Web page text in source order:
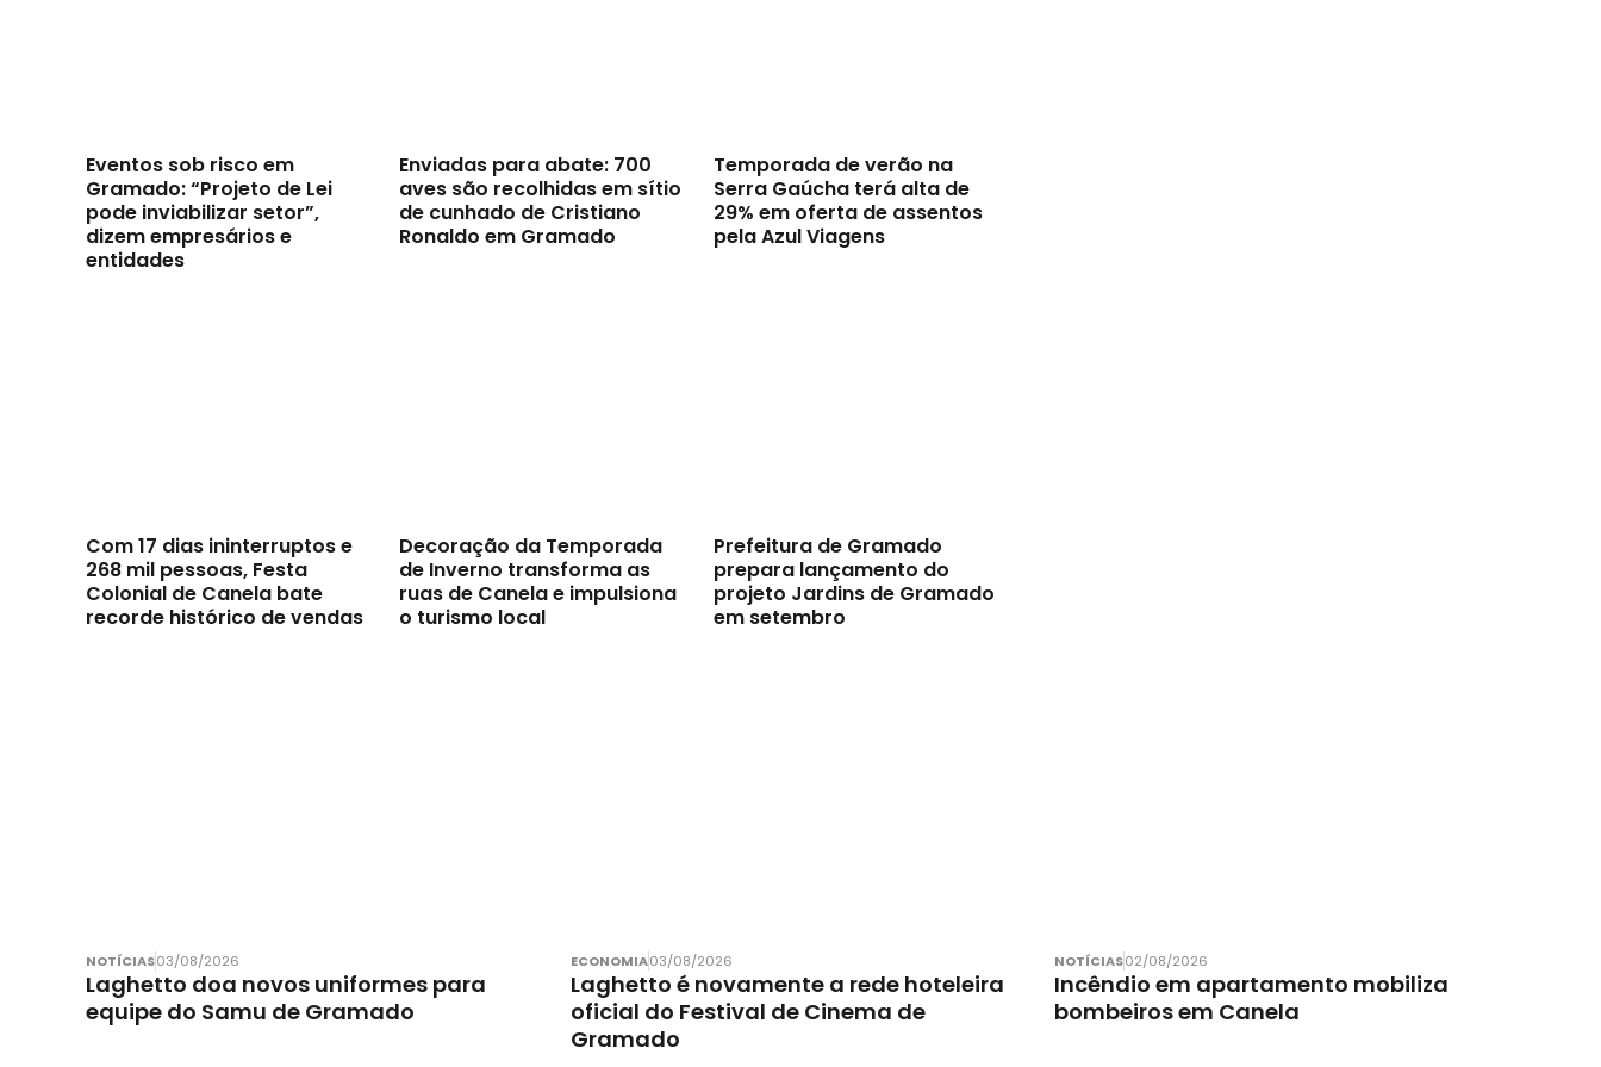
Eventos sob risco em
Gramado: “Projeto de Lei
pode inviabilizar setor”,
dizem empresários e
entidades
Enviadas para abate: 700
aves são recolhidas em sítio
de cunhado de Cristiano
Ronaldo em Gramado
Temporada de verão na
Serra Gaúcha terá alta de
29% em oferta de assentos
pela Azul Viagens
Com 17 dias ininterruptos e
268 mil pessoas, Festa
Colonial de Canela bate
recorde histórico de vendas
Decoração da Temporada
de Inverno transforma as
ruas de Canela e impulsiona
o turismo local
Prefeitura de Gramado
prepara lançamento do
projeto Jardins de Gramado
em setembro
NOTÍCIAS03/08/2026
Laghetto doa novos uniformes para
equipe do Samu de Gramado
ECONOMIA03/08/2026
Laghetto é novamente a rede hoteleira
oficial do Festival de Cinema de
Gramado
NOTÍCIAS02/08/2026
Incêndio em apartamento mobiliza
bombeiros em Canela